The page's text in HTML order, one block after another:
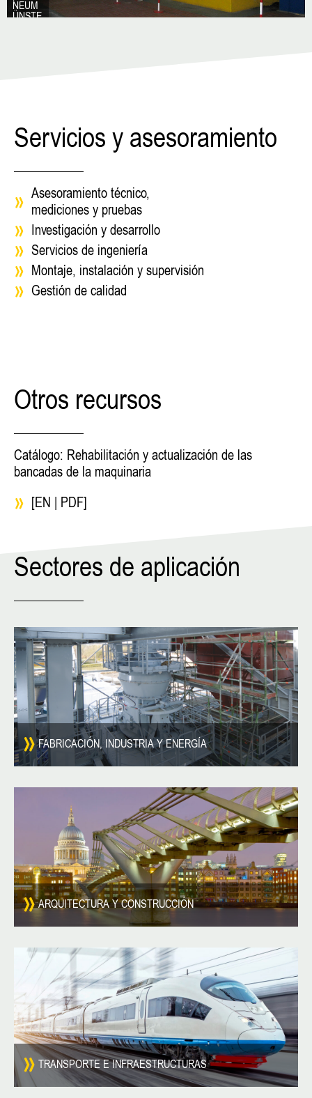
NEUM
ÜNSTE
Servicios y asesoramiento
Asesoramiento técnico,
mediciones y pruebas
Investigación y desarrollo
Servicios de ingeniería
Montaje, instalación y supervisión
Gestión de calidad
Otros recursos
Catálogo: Rehabilitación y actualización de las
bancadas de la maquinaria
[EN | PDF]
Sectores de aplicación
FABRICACIÓN, INDUSTRIA Y ENERGÍA
ARQUITECTURA Y CONSTRUCCIÓN
TRANSPORTE E INFRAESTRUCTURAS